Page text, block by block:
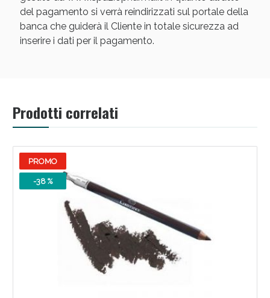
del pagamento si verrà reindirizzati sul portale della
banca che guiderà il Cliente in totale sicurezza ad
inserire i dati per il pagamento.
Prodotti correlati
PROMO
-38 %